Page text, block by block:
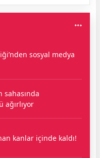
sosyal medya
sahasında
ağırlıyor
kanlar içinde kaldı!